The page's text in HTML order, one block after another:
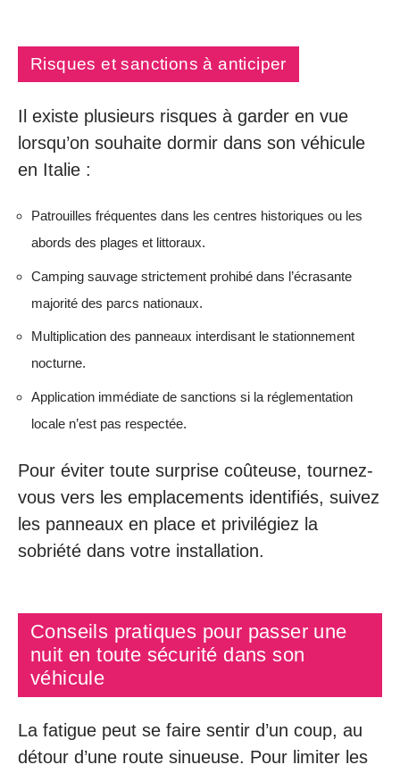
Risques et sanctions à anticiper
Il existe plusieurs risques à garder en vue
lorsqu’on souhaite dormir dans son véhicule
en Italie :
Patrouilles fréquentes dans les centres historiques ou les
abords des plages et littoraux.
Camping sauvage strictement prohibé dans l’écrasante
majorité des parcs nationaux.
Multiplication des panneaux interdisant le stationnement
nocturne.
Application immédiate de sanctions si la réglementation
locale n’est pas respectée.
Pour éviter toute surprise coûteuse, tournez-
vous vers les emplacements identifiés, suivez
les panneaux en place et privilégiez la
sobriété dans votre installation.
Conseils pratiques pour passer une
nuit en toute sécurité dans son
véhicule
La fatigue peut se faire sentir d’un coup, au
détour d’une route sinueuse. Pour limiter les